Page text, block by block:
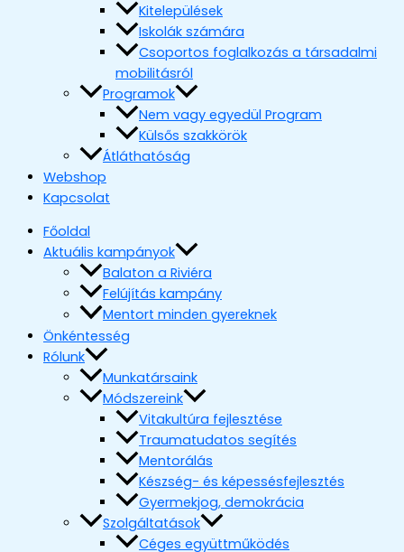
Kitelepülések
Iskolák számára
Csoportos foglalkozás a társadalmi
mobilitásról
Programok
Nem vagy egyedül Program
Külsős szakkörök
Átláthatóság
Webshop
Kapcsolat
Főoldal
Aktuális kampányok
Balaton a Riviéra
Felújítás kampány
Mentort minden gyereknek
Önkéntesség
Rólunk
Munkatársaink
Módszereink
Vitakultúra fejlesztése
Traumatudatos segítés
Mentorálás
Készség- és képessésfejlesztés
Gyermekjog, demokrácia
Szolgáltatások
Céges együttműködés